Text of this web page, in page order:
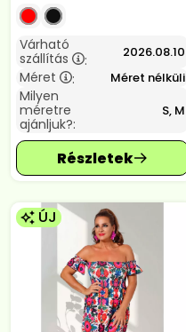
Várható
szállítás
: 2026.08.10
Méret : Méret nélküli
Milyen
méretre
ajánljuk?:
S, M
ÚJ